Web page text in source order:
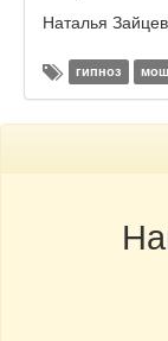
Наталья
гипноз